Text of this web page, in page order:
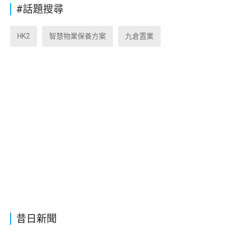
昔日新聞
#話題搜尋
HK2 智慧物業保養方案 九倉置業